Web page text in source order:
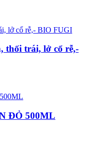
thối trái, lở cổ rễ,-
ĐỎ 500ML